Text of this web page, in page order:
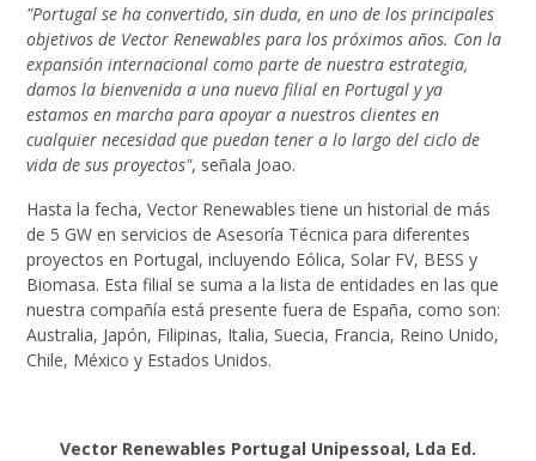
"Portugal se ha convertido, sin duda, en uno de los principales
objetivos de Vector Renewables para los próximos años. Con la
expansión internacional como parte de nuestra estrategia,
damos la bienvenida a una nueva filial en Portugal y ya
estamos en marcha para apoyar a nuestros clientes en
cualquier necesidad que puedan tener a lo largo del ciclo de
vida de sus proyectos", señala Joao.
Hasta la fecha, Vector Renewables tiene un historial de más
de 5 GW en servicios de Asesoría Técnica para diferentes
proyectos en Portugal, incluyendo Eólica, Solar FV, BESS y
Biomasa. Esta filial se suma a la lista de entidades en las que
nuestra compañía está presente fuera de España, como son:
Australia, Japón, Filipinas, Italia, Suecia, Francia, Reino Unido,
Chile, México y Estados Unidos.
Vector Renewables Portugal Unipessoal, Lda Ed.